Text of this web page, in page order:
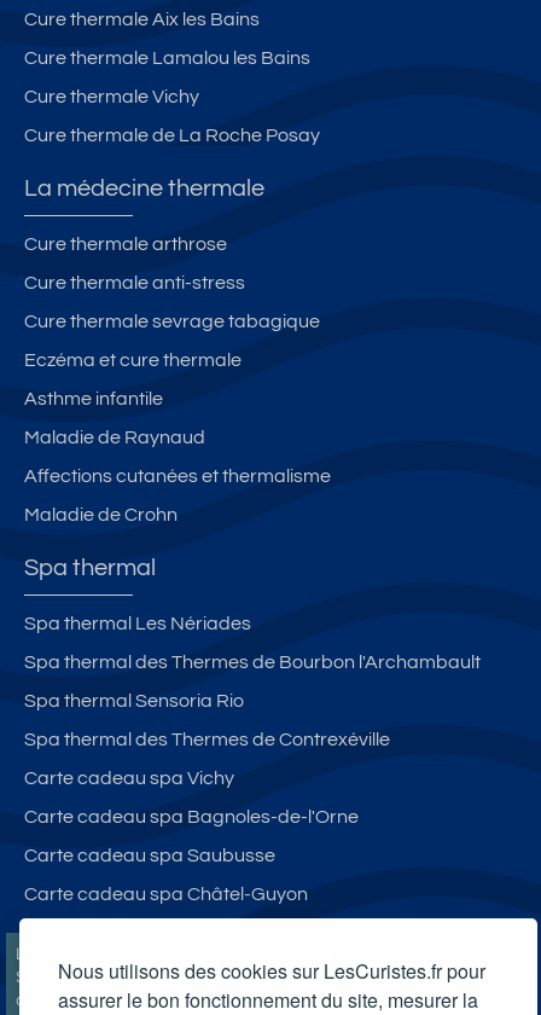
Nous utilisons des cookies sur LesCuristes.fr pour
assurer le bon fonctionnement du site, mesurer la
Cure thermale Aix les Bains
Cure thermale Lamalou les Bains
Cure thermale Vichy
Cure thermale de La Roche Posay
La médecine thermale
Cure thermale arthrose
Cure thermale anti-stress
Cure thermale sevrage tabagique
Eczéma et cure thermale
Asthme infantile
Maladie de Raynaud
Affections cutanées et thermalisme
Maladie de Crohn
Spa thermal
Spa thermal Les Nériades
Spa thermal des Thermes de Bourbon l'Archambault
Spa thermal Sensoria Rio
Spa thermal des Thermes de Contrexéville
Carte cadeau spa Vichy
Carte cadeau spa Bagnoles-de-l'Orne
Carte cadeau spa Saubusse
Carte cadeau spa Châtel-Guyon
LesCuristes.fr participe et est conforme à l'ensemble des
Spécifications et Politiques du Transparency & Consent Framework
de l'IAB Europe et utilise la Consent Management Platform n°92.